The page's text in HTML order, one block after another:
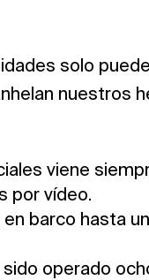
solo
nuestros
viene
por vídeo.
barco hasta
sido operado